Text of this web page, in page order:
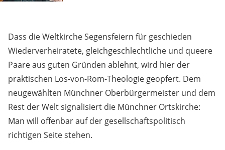
Dass die Weltkirche Segensfeiern für geschieden
Wiederverheiratete, gleichgeschlechtliche und queere
Paare aus guten Gründen ablehnt, wird hier der
praktischen Los-von-Rom-Theologie geopfert. Dem
neugewählten Münchner Oberbürgermeister und dem
Rest der Welt signalisiert die Münchner Ortskirche:
Man will offenbar auf der gesellschaftspolitisch
richtigen Seite stehen.